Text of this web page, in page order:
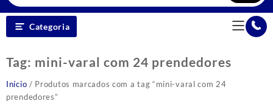
Categoria
Tag: mini-varal com 24 prendedores
Início / Produtos marcados com a tag “mini-varal com 24
prendedores”